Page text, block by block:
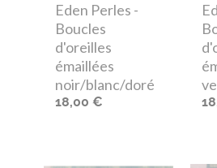
Eden Perles -
Boucles
d'oreilles
émaillées
noir/blanc/doré
18,00 €